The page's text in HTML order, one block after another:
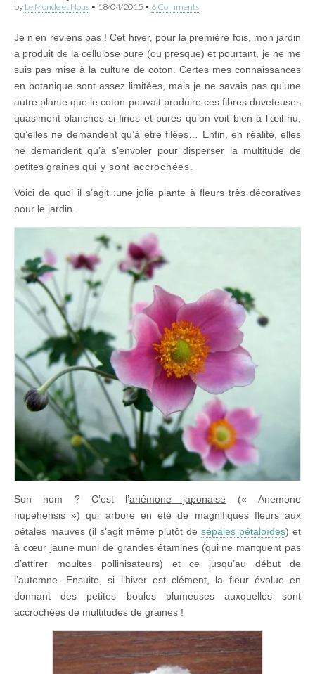
by Le Monde et Nous • 18/04/2015 • 6 Comments
Je n’en reviens pas ! Cet hiver, pour la première fois, mon jardin
a produit de la cellulose pure (ou presque) et pourtant, je ne me
suis pas mise à la culture de coton. Certes mes connaissances
en botanique sont assez limitées, mais je ne savais pas qu’une
autre plante que le coton pouvait produire ces fibres duveteuses
quasiment blanches si fines et pures qu’on voit bien à l’œil nu,
qu’elles ne demandent qu’à être filées… Enfin, en réalité, elles
ne demandent qu’à s’envoler pour disperser la multitude de
petites graines qui y sont accrochées.
Voici de quoi il s’agit :une jolie plante à fleurs très décoratives
pour le jardin.
Son nom ? C’est l’anémone japonaise (« Anemone
hupehensis ») qui arbore en été de magnifiques fleurs aux
pétales mauves (il s’agit même plutôt de sépales pétaloïdes) et
à cœur jaune muni de grandes étamines (qui ne manquent pas
d’attirer moultes pollinisateurs) et ce jusqu’au début de
l’automne. Ensuite, si l’hiver est clément, la fleur évolue en
donnant des petites boules plumeuses auxquelles sont
accrochées de multitudes de graines !